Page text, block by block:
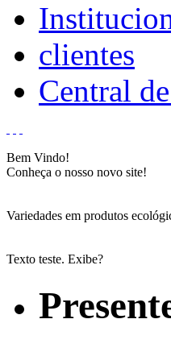
clientes
Central
Bem Vindo!
Conheça o nosso novo site!
Variedades em produtos
Texto teste. Exibe?